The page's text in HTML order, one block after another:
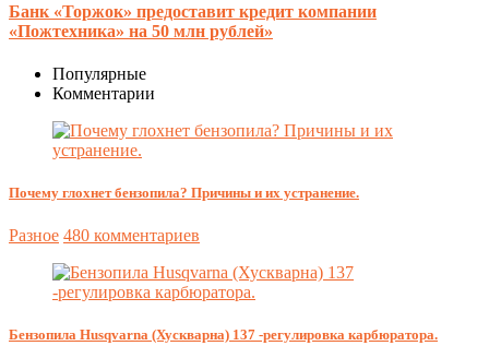
Банк «Торжок» предоставит кредит компании
«Пожтехника» на 50 млн рублей»
Популярные
Комментарии
Почему глохнет бензопила? Причины и их устранение.
Разное 480 комментариев
Бензопила Husqvarna (Хускварна) 137 -регулировка карбюратора.